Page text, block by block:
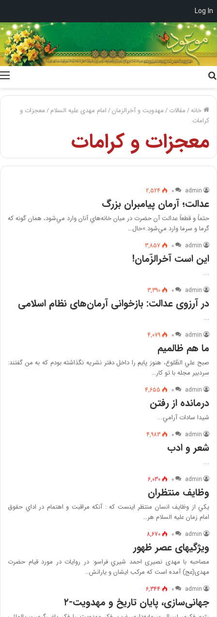
Log In
خانه/مقالات/مهدویت و آخرالزمان/امام مهدی علیه السلام/معجزات و
کرامات
معجزات و کرامات
admin ۰ 2,524
عدالت؛ آرمان پیامبران بزرگ
حتماً و قطعاً عدالت آن حضرت در ميان خانه‌هاي آنان وارد مي‌شود، همان گونه كه
گرما و سرما وارد مي‌شود.»حال…
admin ۰ 3,857
این است آخرالزّمان!
...
admin ۰ 3,390
در آرزوی عدالت: بازخوانی آرمان‌های نظام اسلامی
...
admin ۰ 4,079
ما هم ظالمیم
صبح علي الطّلوع، هنوز پايم را داخل دفتر نشريه نگذاشته بودم كه به من گفتند:
سردبير مجله با تو كار…
admin ۰ 4,655
درمانده از رفتن
شيدا سادات آرامي...
admin ۰ 4,983
شعر و ادب
...
admin ۰ 6,030
وظایف منتظران
يكي از وظايف انسان منتظر اينست كه : آنكه مراقبت و اهتمام در اداي حقوق
امام زمان عليه السلام هر…
admin ۰ 8,670
ویژگیهای عصر ظهور
مصاحبه با مهدى نصيرى احمد شيري فراسو: در روايات در مورد قيام حضرت
مهدى(عج) آمده است كه مركب ايشان و يارانش…
admin ۰ 6,344
جهانی‌سازی، پایان تاریخ و مهدویت-۲